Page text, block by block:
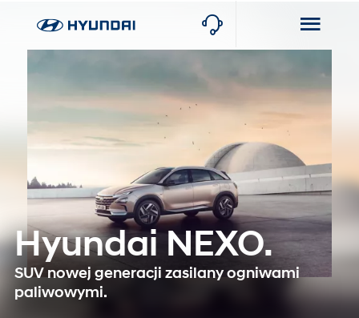
Hyundai NEXO.
SUV nowej generacji zasilany ogniwami
paliwowymi.